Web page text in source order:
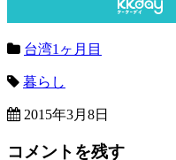
台湾1ヶ月目
暮らし
2015年3月8日
コメントを残す